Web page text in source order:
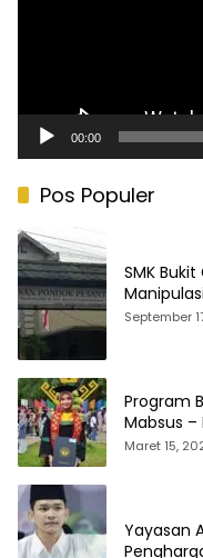
00:00
Pos Populer
SMK
September
Program
Mabsus –
Maret 15,
Yayasan